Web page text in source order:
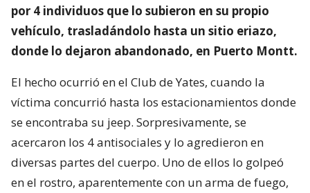
por 4 individuos que lo subieron en su propio
vehículo, trasladándolo hasta un sitio eriazo,
donde lo dejaron abandonado, en Puerto Montt.
El hecho ocurrió en el Club de Yates, cuando la
víctima concurrió hasta los estacionamientos donde
se encontraba su jeep. Sorpresivamente, se
acercaron los 4 antisociales y lo agredieron en
diversas partes del cuerpo. Uno de ellos lo golpeó
en el rostro, aparentemente con un arma de fuego,